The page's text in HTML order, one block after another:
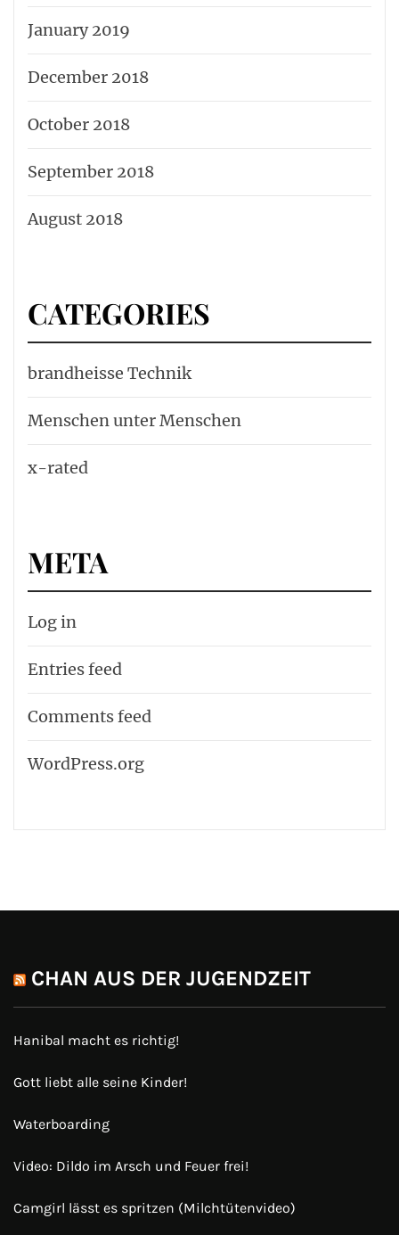
January 2019
December 2018
October 2018
September 2018
August 2018
CATEGORIES
brandheisse Technik
Menschen unter Menschen
x-rated
META
Log in
Entries feed
Comments feed
WordPress.org
CHAN AUS DER JUGENDZEIT
Hanibal macht es richtig!
Gott liebt alle seine Kinder!
Waterboarding
Video: Dildo im Arsch und Feuer frei!
Camgirl lässt es spritzen (Milchtütenvideo)